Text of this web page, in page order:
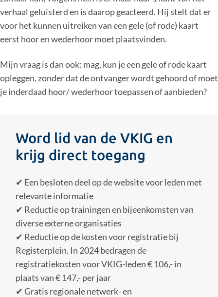
verhaal geluisterd en is daarop geacteerd. Hij stelt dat er
voor het kunnen uitreiken van een gele (of rode) kaart
eerst hoor en wederhoor moet plaatsvinden.
Mijn vraag is dan ook: mag, kun je een gele of rode kaart
opleggen, zonder dat de ontvanger wordt gehoord of moet
je inderdaad hoor/ wederhoor toepassen of aanbieden?
Word lid van de VKIG en
krijg direct toegang
✔ Een besloten deel op de website voor leden met
relevante informatie
✔ Reductie op trainingen en bijeenkomsten van
diverse externe organisaties
✔ Reductie op de kosten voor registratie bij
Registerplein. In 2024 bedragen de
registratiekosten voor VKIG-leden € 106,- in
plaats van € 147,- per jaar
✔ Gratis regionale netwerk- en